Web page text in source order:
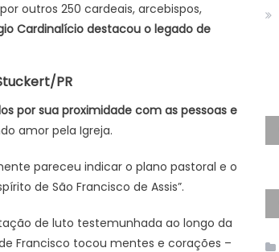
outros 250 cardeais, arcebispos,
Cardinalício destacou o legado de
PR
por sua proximidade com as pessoas e
amor pela Igreja.
pareceu indicar o plano pastoral e o
de São Francisco de Assis”.
de luto testemunhada ao longo da
Francisco tocou mentes e corações –